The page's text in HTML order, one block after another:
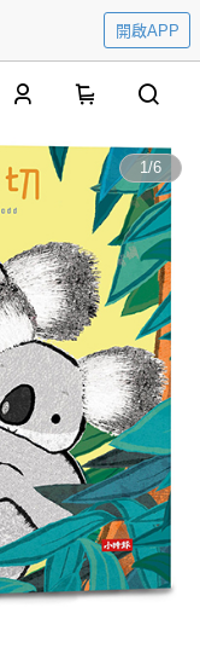
開啟APP
1/6